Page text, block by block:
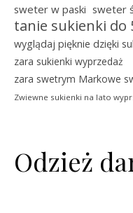
sweter w paski sweter
tanie sukienki do
wyglądaj pięknie dzięki
zara sukienki wyprzedaż
zara swetrym Markowe
Zwiewne sukienki na lato
Odzież